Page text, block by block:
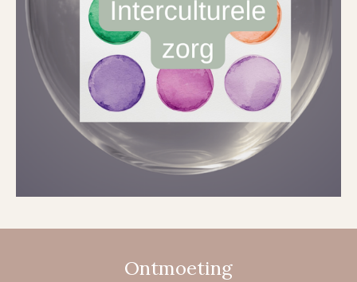
Ontmoeting